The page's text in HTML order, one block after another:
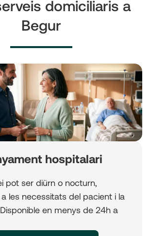
domiciliaris a
Begur
hospitalari
pot ser diürn o nocturn,
les necessitats del pacient i la
en menys de 24h a